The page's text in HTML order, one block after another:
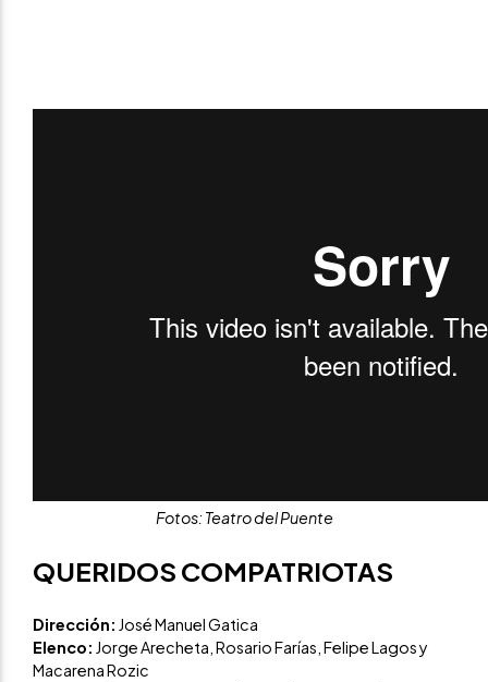
Fotos: Teatro del Puente
QUERIDOS COMPATRIOTAS
Dirección: José Manuel Gatica
Elenco: Jorge Arecheta, Rosario Farías, Felipe Lagos y
Macarena Rozic